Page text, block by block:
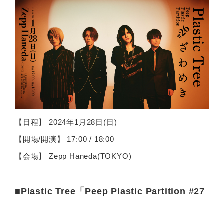
【日程】 2024年1月28日(日)
【開場/開演】 17:00 / 18:00
【会場】 Zepp Haneda(TOKYO)
■Plastic Tree「Peep Plastic Partition #27